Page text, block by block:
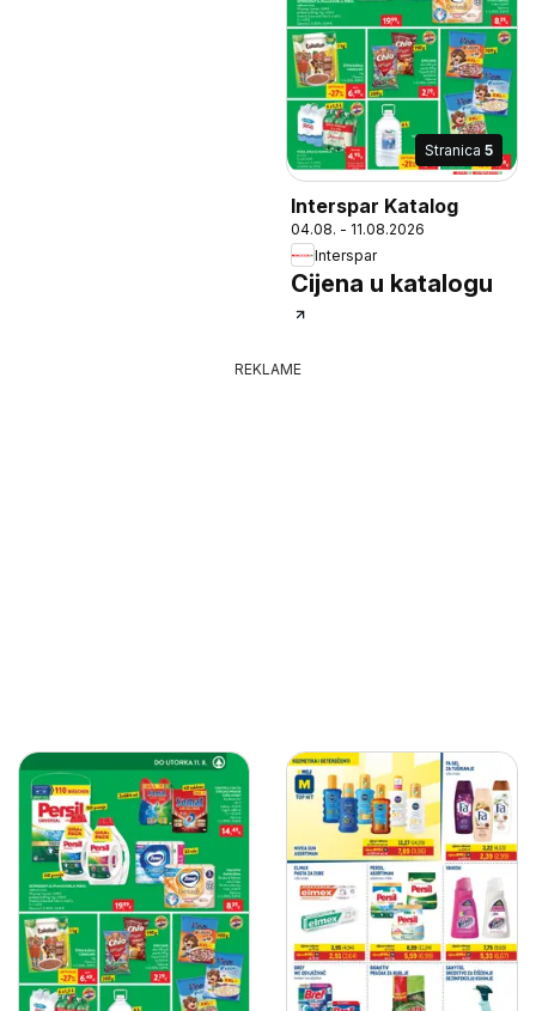
Stranica 5
Interspar Katalog
04.08. - 11.08.2026
Interspar
Cijena u katalogu
REKLAME